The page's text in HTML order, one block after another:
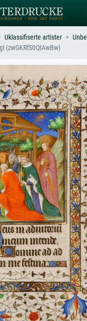
bølgen, akt.
Beskriv
eng, abstrakt
oljemaleri,
Uklassifiserte artister
(zwGKRfS0QtAwBw)